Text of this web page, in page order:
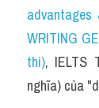
Idiom
advantages
WRITING
thi), IELTS
nghĩa) của